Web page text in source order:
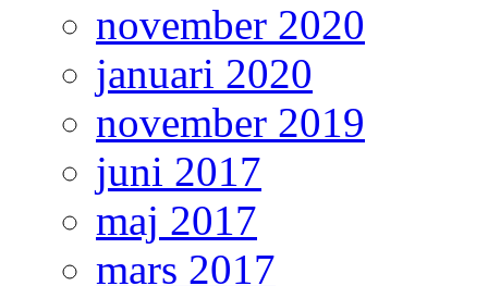
november 2020
januari 2020
november 2019
juni 2017
maj 2017
mars 2017